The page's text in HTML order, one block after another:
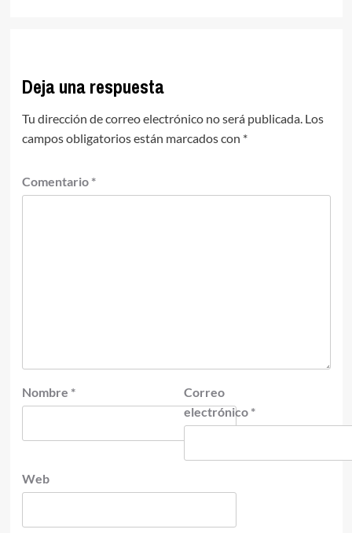
Deja una respuesta
Tu dirección de correo electrónico no será publicada. Los
campos obligatorios están marcados con *
Comentario *
Nombre *
Correo
electrónico *
Web